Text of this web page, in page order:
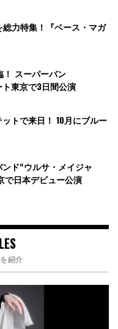
力特集！『ベース・マガ
！ スーパーバン
ト東京で3日間公演
トで来日！ 10月にブルー
ド“ウルサ・メイジャ
で日本デビュー公演
紹介